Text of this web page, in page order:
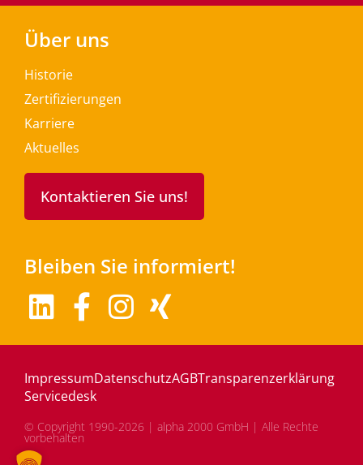
Über uns
Historie
Zertifizierungen
Karriere
Aktuelles
Kontaktieren Sie uns!
Bleiben Sie informiert!
ImpressumDatenschutzAGBTransparenzerklärung
Servicedesk
© Copyright 1990-2026 | alpha 2000 GmbH | Alle Rechte
vorbehalten